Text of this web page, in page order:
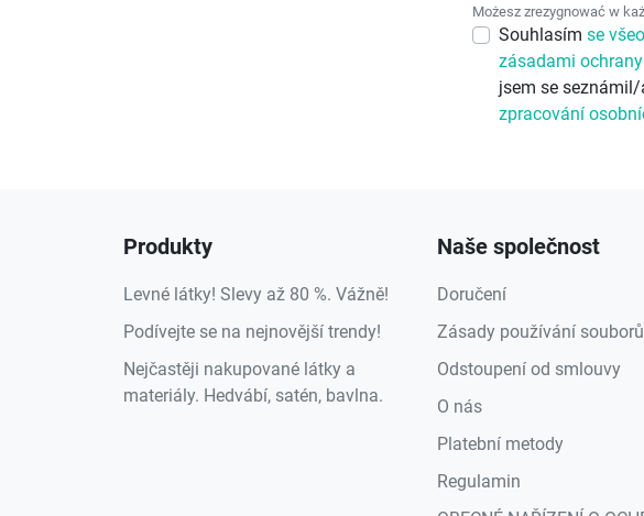
Możesz zrezygnować w
Souhlasím se
zásadami
jsem se seznámil/
zpracování
Produkty
Levné látky! Slevy až 80 %. Vážně!
Podívejte se na nejnovější trendy!
Nejčastěji nakupované látky a
materiály. Hedvábí, satén, bavlna.
Naše společnost
Doručení
Zásady používání
Odstoupení od smlouvy
O nás
Platební metody
Regulamin